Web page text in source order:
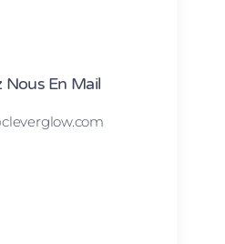
Nous En Mail